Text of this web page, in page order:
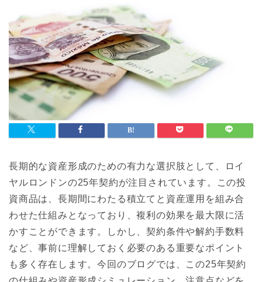
長期的な資産形成のための有力な選択肢として、ロイ
ヤルロンドンの25年契約が注目されています。この投
資商品は、長期間にわたる積立てと資産運用を組み合
わせた仕組みとなっており、複利の効果を最大限に活
かすことができます。しかし、契約条件や解約手数料
など、事前に理解しておく必要のある重要なポイント
も多く存在します。今回のブログでは、この25年契約